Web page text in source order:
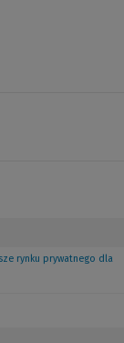
rynku prywatnego dla